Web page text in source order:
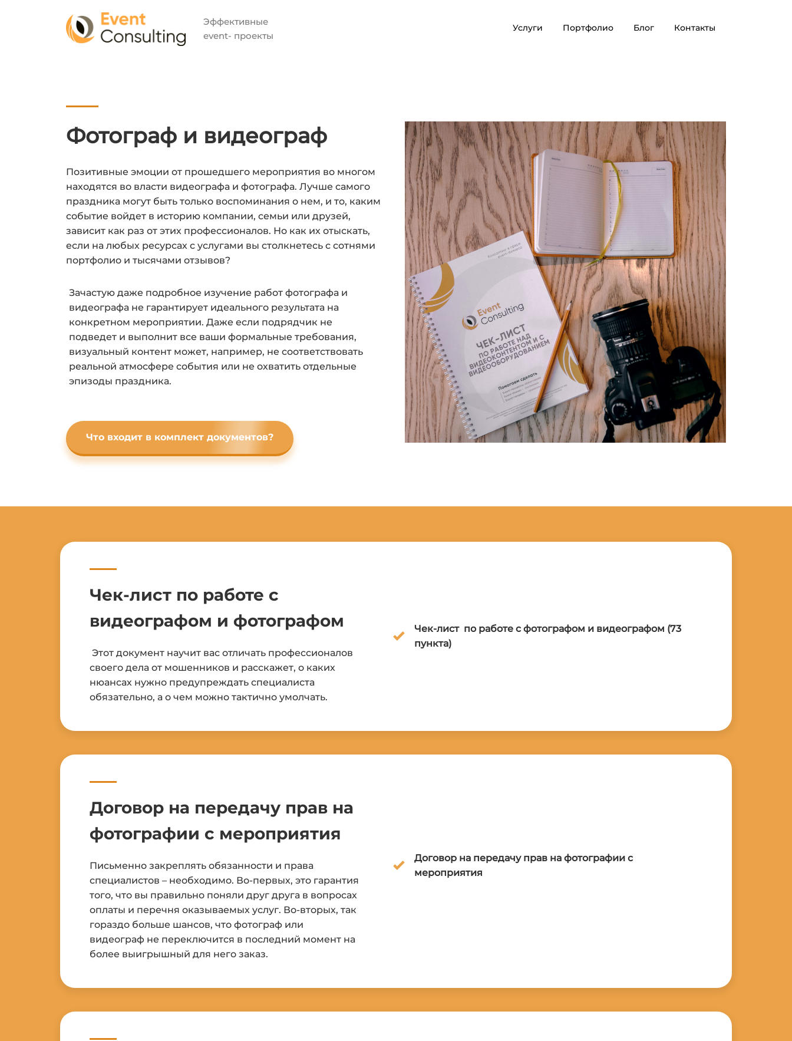
Эффективные
event- проекты
Услуги Портфолио Блог Контакты
Фотограф и видеограф
Позитивные эмоции от прошедшего мероприятия во многом
находятся во власти видеографа и фотографа. Лучше самого
праздника могут быть только воспоминания о нем, и то, каким
событие войдет в историю компании, семьи или друзей,
зависит как раз от этих профессионалов. Но как их отыскать,
если на любых ресурсах с услугами вы столкнетесь с сотнями
портфолио и тысячами отзывов?
Зачастую даже подробное изучение работ фотографа и
видеографа не гарантирует идеального результата на
конкретном мероприятии. Даже если подрядчик не
подведет и выполнит все ваши формальные требования,
визуальный контент может, например, не соответствовать
реальной атмосфере события или не охватить отдельные
эпизоды праздника.
Что входит в комплект документов?
Чек-лист по работе с
видеографом и фотографом
Этот документ научит вас отличать профессионалов
своего дела от мошенников и расскажет, о каких
нюансах нужно предупреждать специалиста
обязательно, а о чем можно тактично умолчать.
Чек-лист по работе с фотографом и видеографом (73
пункта)
Договор на передачу прав на
фотографии с мероприятия
Письменно закреплять обязанности и права
специалистов – необходимо. Во-первых, это гарантия
того, что вы правильно поняли друг друга в вопросах
оплаты и перечня оказываемых услуг. Во-вторых, так
гораздо больше шансов, что фотограф или
видеограф не переключится в последний момент на
более выигрышный для него заказ.
Договор на передачу прав на фотографии с
мероприятия